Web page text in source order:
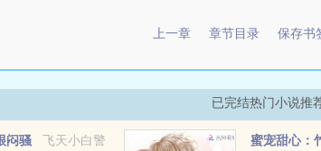
上一章 章节目录 保存书
已完结热门小说推
飞天小白警
闷骚 蜜宠甜心：